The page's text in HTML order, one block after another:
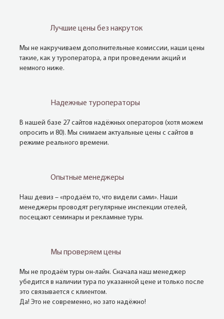
Лучшие цены без накруток
Мы не накручиваем дополнительные комиссии, наши цены
такие, как у туроператора, а при проведении акций и
немного ниже.
Надежные туроператоры
В нашей базе 27 сайтов надёжных операторов (хотя можем
опросить и 80). Мы снимаем актуальные цены с сайтов в
режиме реального времени.
Опытные менеджеры
Наш девиз – «продаём то, что видели сами». Наши
менеджеры проводят регулярные инспекции отелей,
посещают семинары и рекламные туры.
Мы проверяем цены
Мы не продаём туры он-лайн. Сначала наш менеджер
убедится в наличии тура по указанной цене и только после
это связывается с клиентом.
Да! Это не современно, но зато надёжно!